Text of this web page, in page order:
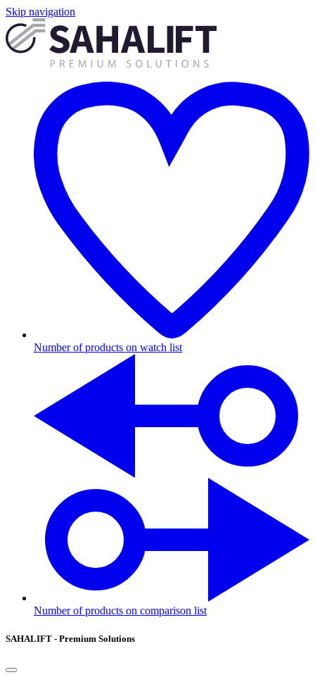
Skip navigation
Number of products on watch list
Number of products on comparison list
SAHALIFT - Premium Solutions